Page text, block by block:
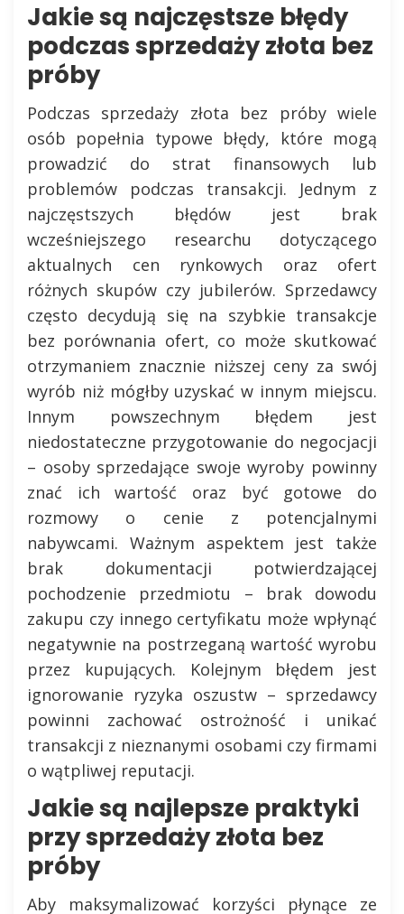
Jakie są najczęstsze błędy
podczas sprzedaży złota bez
próby
Podczas sprzedaży złota bez próby wiele
osób popełnia typowe błędy, które mogą
prowadzić do strat finansowych lub
problemów podczas transakcji. Jednym z
najczęstszych błędów jest brak
wcześniejszego researchu dotyczącego
aktualnych cen rynkowych oraz ofert
różnych skupów czy jubilerów. Sprzedawcy
często decydują się na szybkie transakcje
bez porównania ofert, co może skutkować
otrzymaniem znacznie niższej ceny za swój
wyrób niż mógłby uzyskać w innym miejscu.
Innym powszechnym błędem jest
niedostateczne przygotowanie do negocjacji
– osoby sprzedające swoje wyroby powinny
znać ich wartość oraz być gotowe do
rozmowy o cenie z potencjalnymi
nabywcami. Ważnym aspektem jest także
brak dokumentacji potwierdzającej
pochodzenie przedmiotu – brak dowodu
zakupu czy innego certyfikatu może wpłynąć
negatywnie na postrzeganą wartość wyrobu
przez kupujących. Kolejnym błędem jest
ignorowanie ryzyka oszustw – sprzedawcy
powinni zachować ostrożność i unikać
transakcji z nieznanymi osobami czy firmami
o wątpliwej reputacji.
Jakie są najlepsze praktyki
przy sprzedaży złota bez
próby
Aby maksymalizować korzyści płynące ze